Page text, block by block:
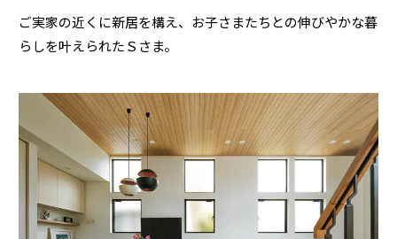
分譲マンション検索
売る [MISAWA RELAY]
住まいの売却
これから住まいをご検討の方
これから土地活用・賃貸経営をご検討の方
に役立つ多彩な情報を幅広くお届けします。
ホームラウンジ 土地活用・賃貸経営
これからリフォームをご検討の方
実例動画や基礎知識、収納の工夫など、理想の住まいを叶えるリフォ
ームの具体策とアイデアを豊富にご用意しています。
ホームラウンジ リフォーム
分譲用地
すべてのフィールドに新しい価値をデザインし、持続可能な未来志向
のまちづくりを実現していきます。
ミサワゼネラルソリューション
お客様センター
ミサワホームオーナーさま・リフォーム工事ご契約者さまとミサワホ
ームを結ぶコミュニケーションサイト。お得・便利・安心なコンテン
ツや、ミサワホームからの大切なお知らせなど配信しています。
ミサワオーナーズクラブ
SDGs
環境活動
採用情報
新卒者採用
中途採用
ご実家の近くに新居を構え、お子さまたちとの伸びやかな暮
らしを叶えられたＳさま。